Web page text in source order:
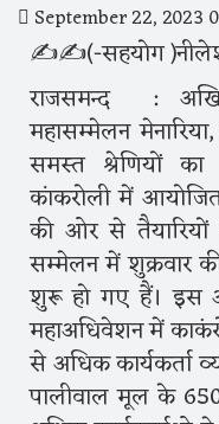
September 22, 2023
✍️✍️(-सहयोग
राजसमन्द :
महासम्मेलन
समस्त श्रेणियों का
कांकरोली में
की ओर से तैयारियों
सम्मेलन में शुक्रवार
शुरू हो गए हैं। इस
महाअधिवेशन में
से अधिक कार्यकर्ता
पालीवाल मूल के